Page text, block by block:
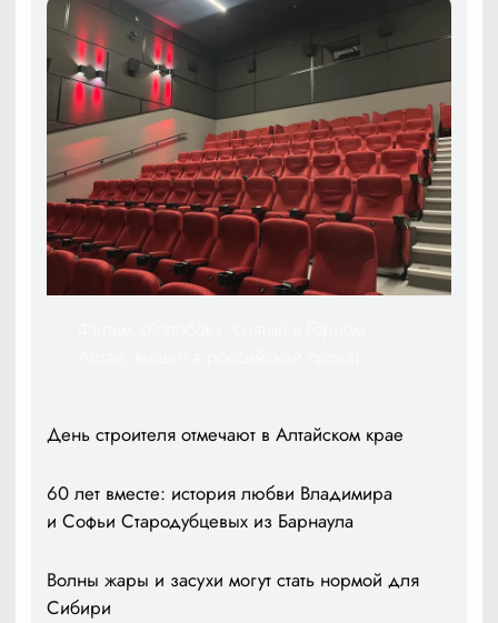
День строителя отмечают в Алтайском крае
60 лет вместе: история любви Владимира
и Софьи Стародубцевых из Барнаула
Волны жары и засухи могут стать нормой для
Сибири